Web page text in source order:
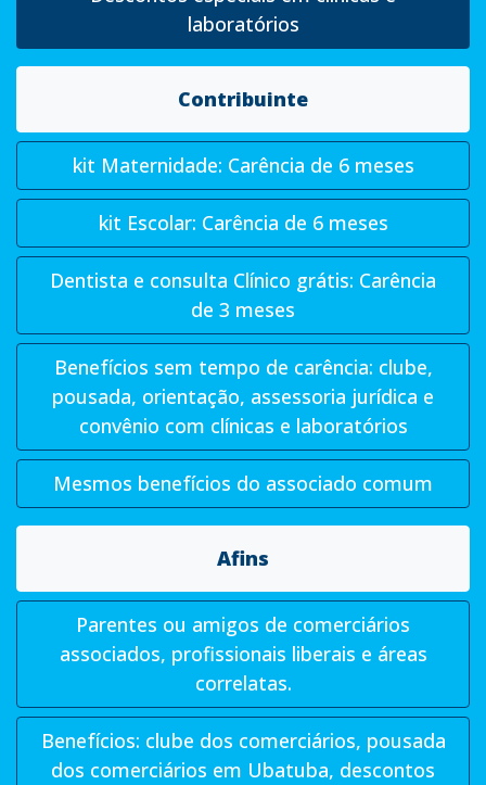
laboratórios
Contribuinte
kit Maternidade: Carência de 6 meses
kit Escolar: Carência de 6 meses
Dentista e consulta Clínico grátis: Carência
de 3 meses
Benefícios sem tempo de carência: clube,
pousada, orientação, assessoria jurídica e
convênio com clínicas e laboratórios
Mesmos benefícios do associado comum
Afins
Parentes ou amigos de comerciários
associados, profissionais liberais e áreas
correlatas.
Benefícios: clube dos comerciários, pousada
dos comerciários em Ubatuba, descontos